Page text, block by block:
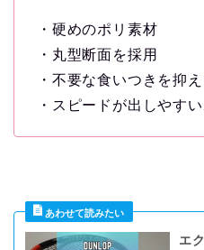
・硬めのポリ素材
・丸型断面を採用
・不要な食いつきを抑
・スピードが出しやすい
エ